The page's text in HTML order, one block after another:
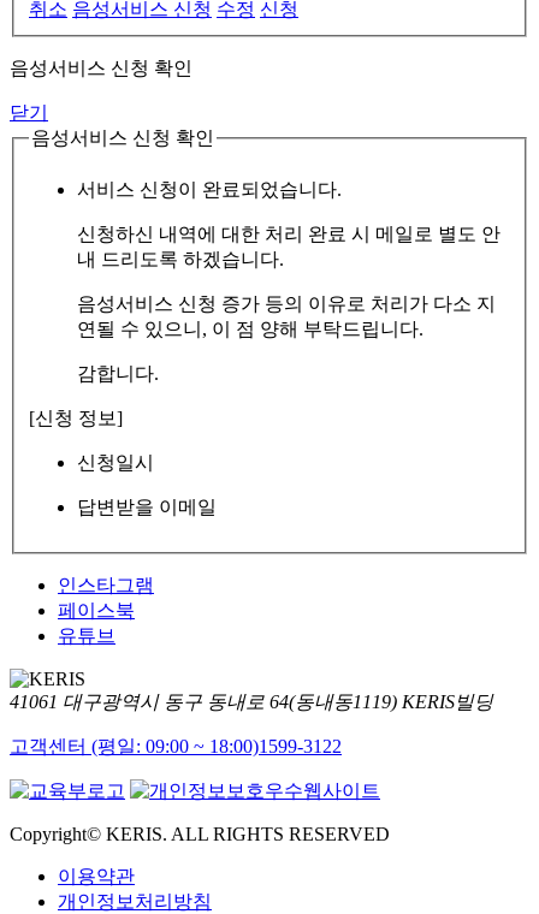
취소 음성서비스 신청 수정 신청
음성서비스 신청 확인
닫기
음성서비스 신청 확인
서비스 신청이 완료되었습니다.
신청하신 내역에 대한 처리 완료 시 메일로 별도 안
내 드리도록 하겠습니다.
음성서비스 신청 증가 등의 이유로 처리가 다소 지
연될 수 있으니, 이 점 양해 부탁드립니다.
감합니다.
[신청 정보]
신청일시
답변받을 이메일
인스타그램
페이스북
유튜브
41061 대구광역시 동구 동내로 64(동내동1119) KERIS빌딩
고객센터 (평일: 09:00 ~ 18:00)1599-3122
Copyright© KERIS. ALL RIGHTS RESERVED
이용약관
개인정보처리방침